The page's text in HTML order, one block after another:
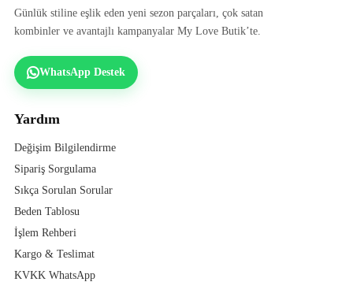
Günlük stiline eşlik eden yeni sezon parçaları, çok satan
kombinler ve avantajlı kampanyalar My Love Butik’te.
WhatsApp Destek
Yardım
Değişim Bilgilendirme
Sipariş Sorgulama
Sıkça Sorulan Sorular
Beden Tablosu
İşlem Rehberi
Kargo & Teslimat
KVKK WhatsApp